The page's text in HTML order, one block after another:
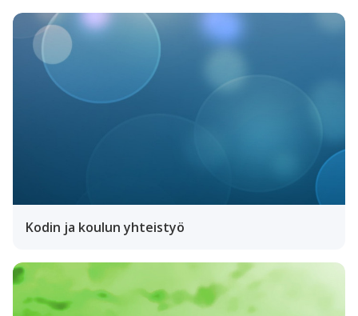
Kodin ja koulun yhteistyö